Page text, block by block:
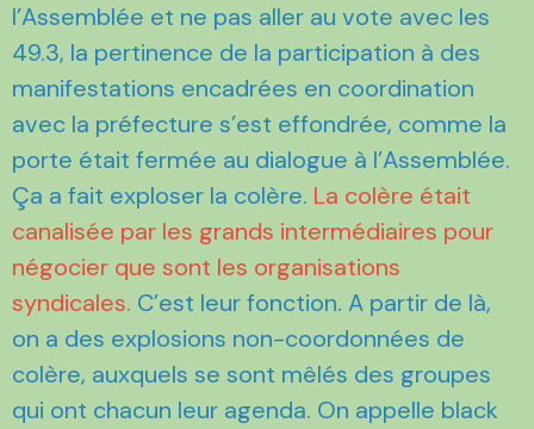
l’Assemblée et ne pas aller au vote avec les
49.3, la pertinence de la participation à des
manifestations encadrées en coordination
avec la préfecture s’est effondrée, comme la
porte était fermée au dialogue à l’Assemblée.
Ça a fait exploser la colère. La colère était
canalisée par les grands intermédiaires pour
négocier que sont les organisations
syndicales. C’est leur fonction. A partir de là,
on a des explosions non-coordonnées de
colère, auxquels se sont mêlés des groupes
qui ont chacun leur agenda. On appelle black